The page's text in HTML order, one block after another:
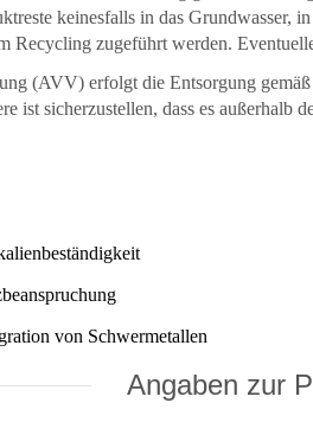
keinesfalls in das Grundwasser,
zugeführt werden.
(AVV) erfolgt die Entsorgung
ist sicherzustellen, dass es
von Schwermetallen
Angaben zur